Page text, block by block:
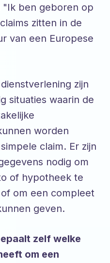
"Ik ben geboren op
zitten in de
van een Europese
zijn
situaties waarin de
worden
claim. Er zijn
nodig om
of hypotheek te
om een compleet
geven.
zelf welke
om een